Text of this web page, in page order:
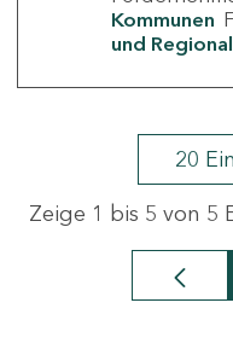
Kommunen
und
20
Zeige 1 bis 5 von 5